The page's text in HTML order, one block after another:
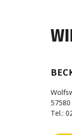
Tel.: